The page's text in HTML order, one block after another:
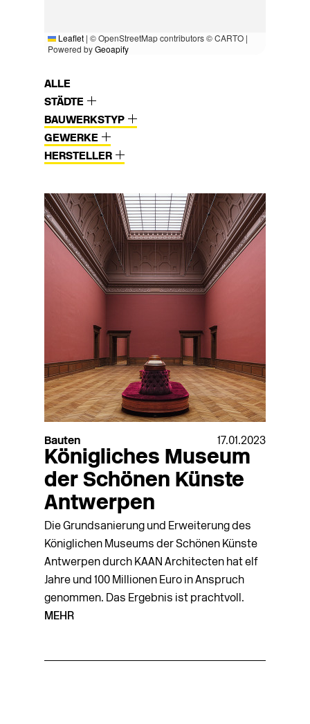
Leaflet | © OpenStreetMap contributors © CARTO |
Powered byGeoapify
ALLE
STÄDTE
BAUWERKSTYP
GEWERKE
HERSTELLER
Bauten 17.01.2023
Königliches Museum
der Schönen Künste
Antwerpen
Die Grundsanierung und Erweiterung des
Königlichen Museums der Schönen Künste
Antwerpen durch KAAN Architecten hat elf
Jahre und 100 Millionen Euro in Anspruch
genommen. Das Ergebnis ist prachtvoll.
MEHR